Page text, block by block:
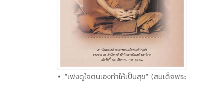
• ."เพ่งดูใจตนเองทำให้เป็นสุข" (สมเด็จพระ